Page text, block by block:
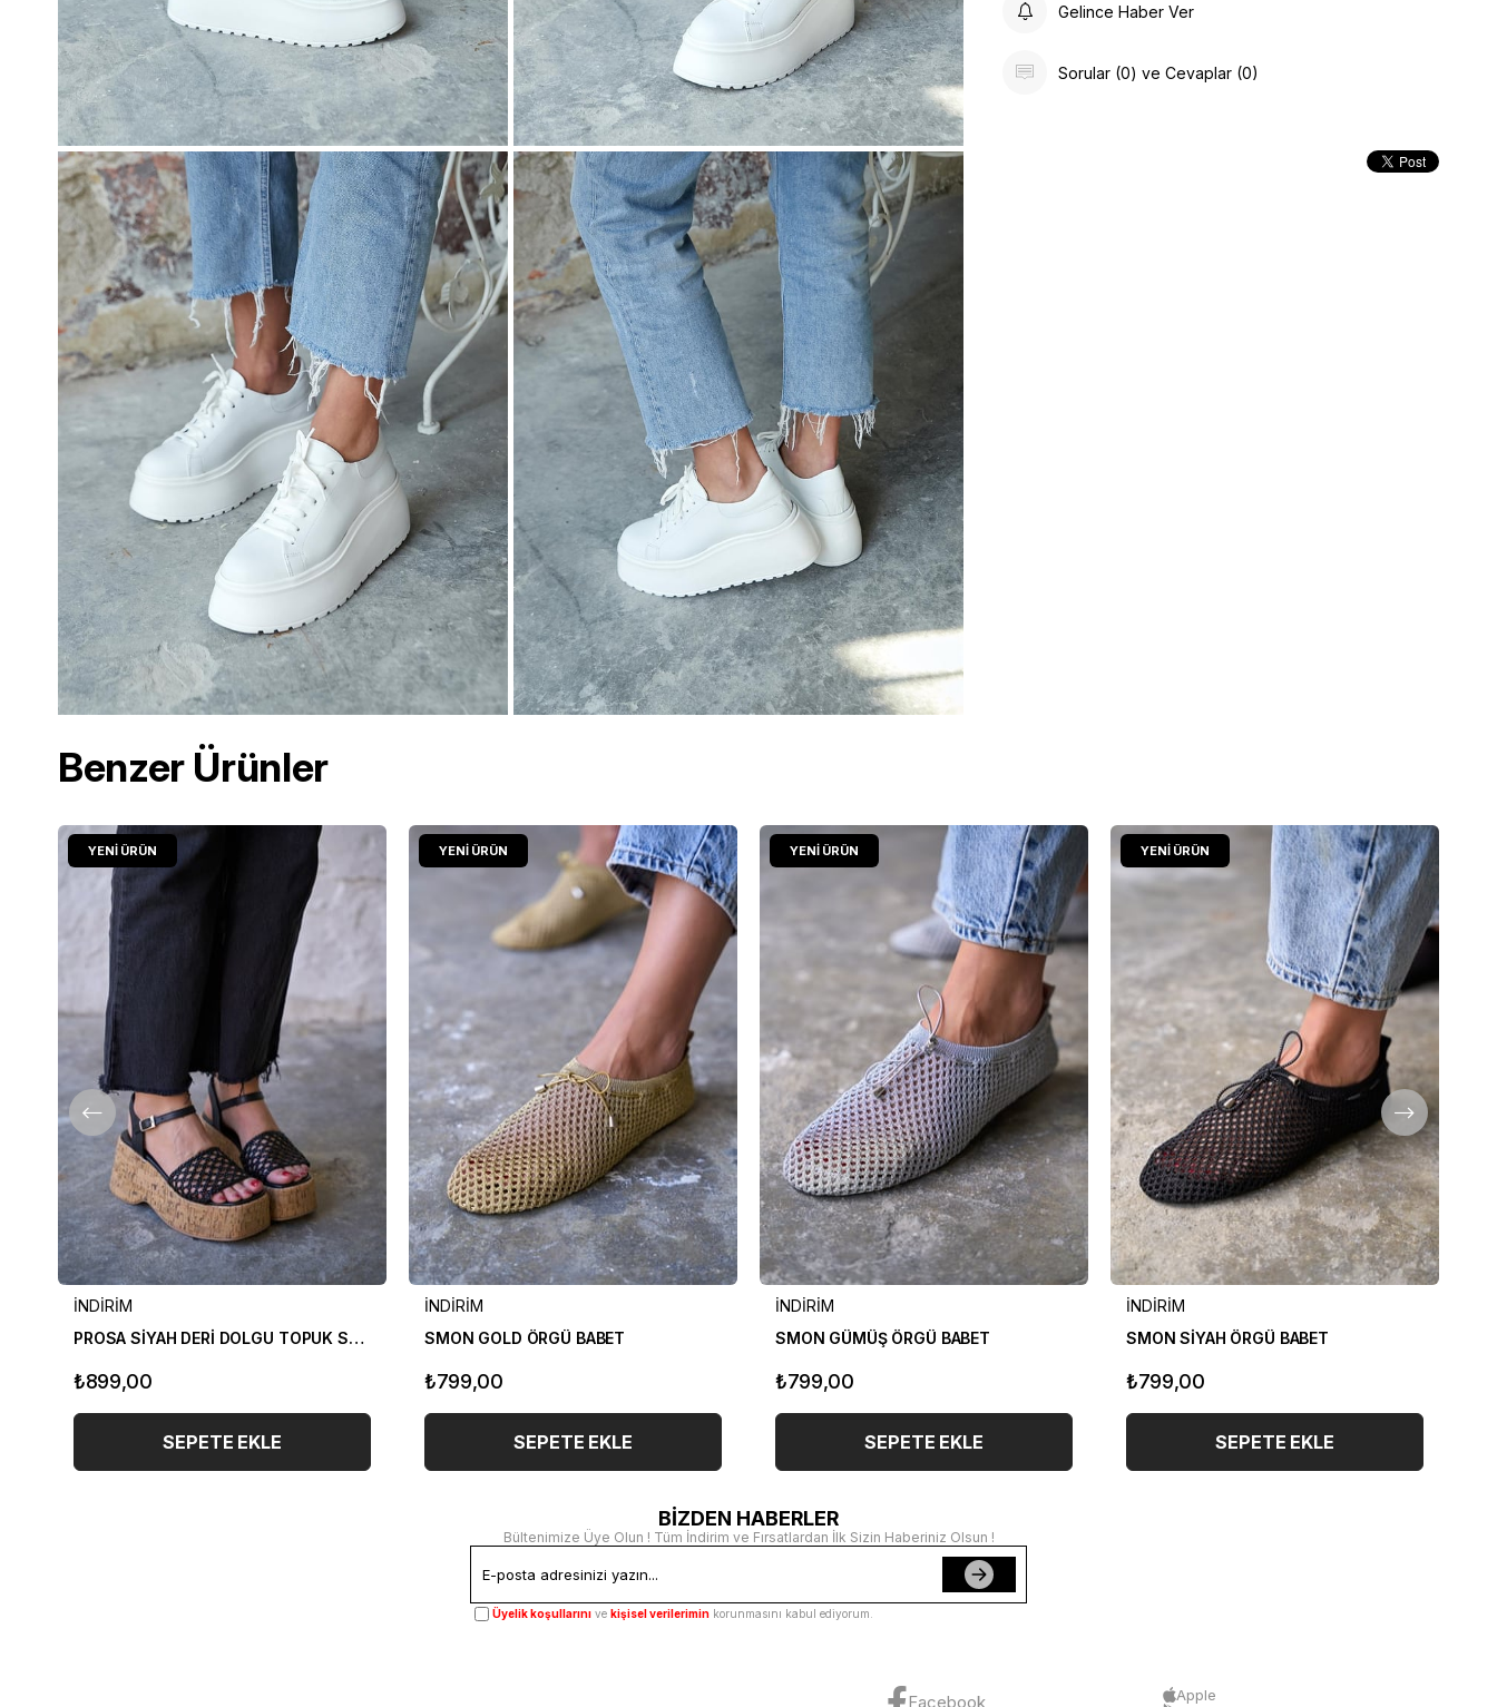
Gelince Haber Ver
Sorular (0) ve Cevaplar (0)
Benzer Ürünler
İNDİRİM
PROSA SİYAH DERİ DOLGU TOPUK SANDALET
₺899,00
SEPETE EKLE
YENI ÜRÜN
İNDİRİM
SMON GOLD ÖRGÜ BABET
₺799,00
SEPETE EKLE
YENI ÜRÜN
İNDİRİM
SMON GÜMÜŞ ÖRGÜ BABET
₺799,00
SEPETE EKLE
YENI ÜRÜN
İNDİRİM
SMON SİYAH ÖRGÜ BABET
₺799,00
SEPETE EKLE
YENI ÜRÜN
BİZDEN HABERLER
Bültenimize Üye Olun ! Tüm İndirim ve Fırsatlardan İlk Sizin Haberiniz Olsun !
Üyelik koşullarını ve kişisel verilerimin korunmasını kabul ediyorum.
Facebook
Apple